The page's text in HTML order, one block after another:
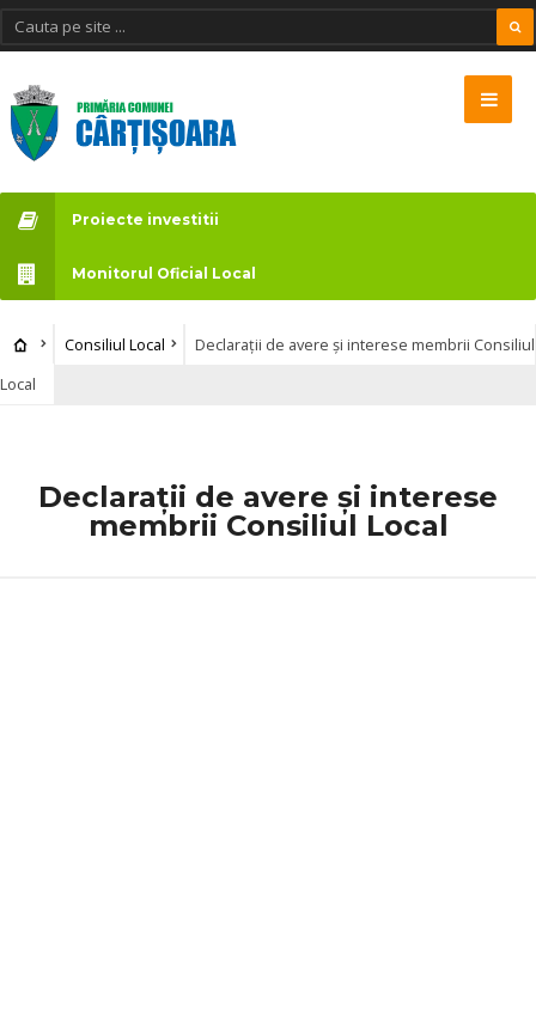
Proiecte investitii
Monitorul Oficial Local
Consiliul Local
Declarații de avere și interese membrii Consiliul
Local
Declarații de avere și interese
membrii Consiliul Local